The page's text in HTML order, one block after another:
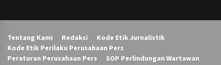
Tentang Kami Redaksi
Kode Etik Jurnalistik
Kode Etik Perilaku Perusahaan Pers
Peraturan Perusahaan Pers
SOP Perlindungan Wartawan